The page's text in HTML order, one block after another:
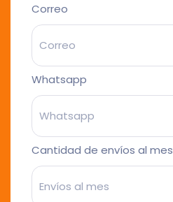
Correo
Whatsapp
Cantidad de envíos al mes